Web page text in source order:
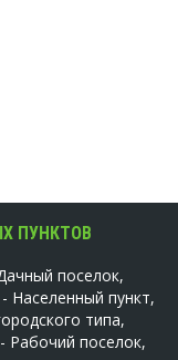
ПУНКТОВ
поселок,
Населенный пункт,
типа,
Рабочий поселок,